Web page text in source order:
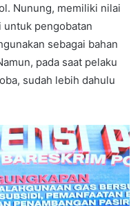
Nunung, memiliki nilai
untuk pengobatan
sebagai bahan
pada saat pelaku
sudah lebih dahulu